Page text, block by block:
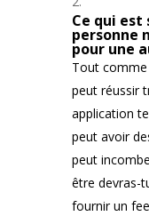
Ce qui est
personne
pour une
Tout
peut réussir
application
peut avoir
peut
être devras-
fournir un